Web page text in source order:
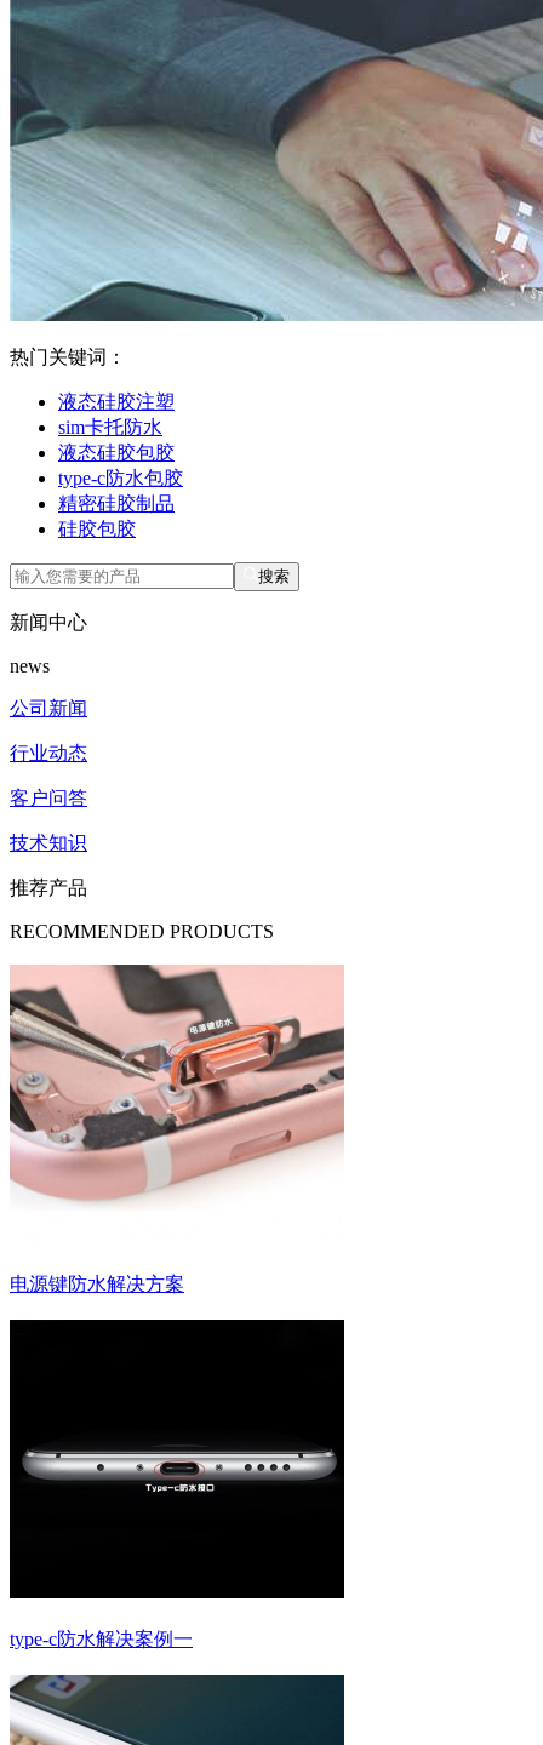
热门关键词：
液态硅胶注塑
sim卡托防水
液态硅胶包胶
type-c防水包胶
精密硅胶制品
硅胶包胶
搜索
新闻中心
news
公司新闻
行业动态
客户问答
技术知识
推荐产品
RECOMMENDED PRODUCTS
电源键防水解决方案
type-c防水解决案例一